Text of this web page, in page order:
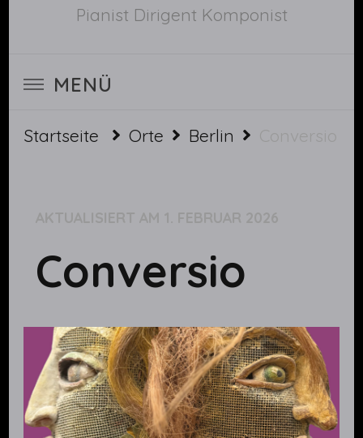
Pianist Dirigent Komponist
MENÜ
Startseite Orte Berlin Conversio
AKTUALISIERT AM 1. FEBRUAR 2026
Conversio